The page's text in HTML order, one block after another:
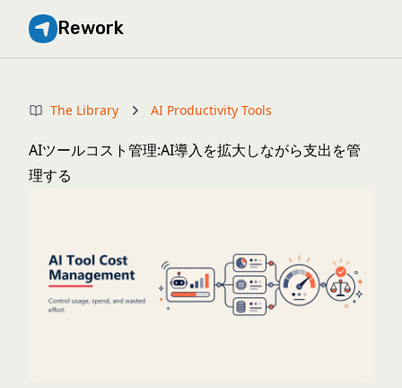
Rework
The Library AI Productivity Tools
AIツールコスト管理:AI導入を拡大しながら支出を管
理する